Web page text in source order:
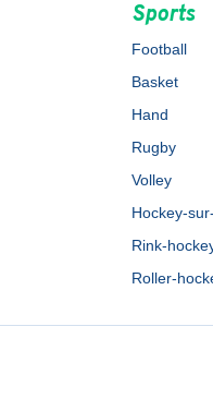
Sports
Football
Basket
Hand
Rugby
Volley
Hockey-
Rink-
Roller-